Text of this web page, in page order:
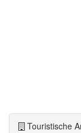
Touristische